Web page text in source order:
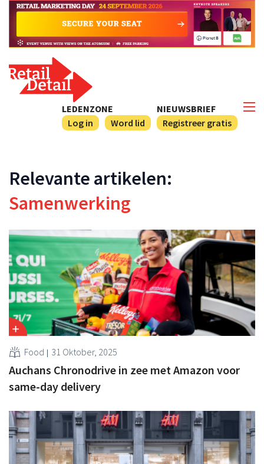
NIEUWSBRIEF
Registreer gratis
LEDENZONE
Log in
Word lid
Relevante artikelen:
Samenwerking
Food 31 Oktober, 2025
Auchans Chronodrive in zee met Amazon voor
same-day delivery